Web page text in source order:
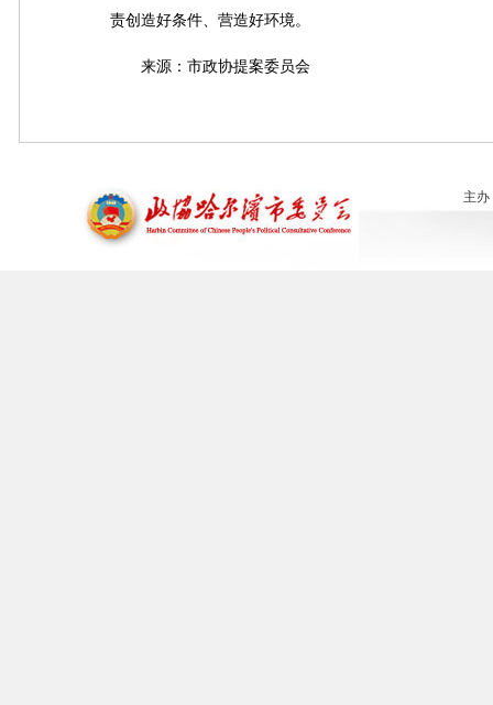
责创造好条件、营造好环境。
来源：市政协提案委员会
主